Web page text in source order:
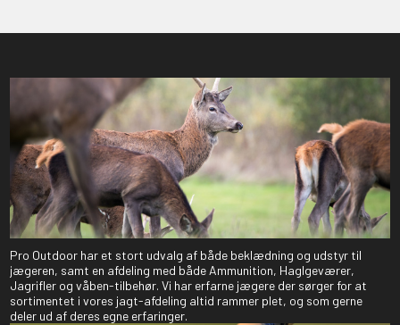
Pro Outdoor har et stort udvalg af både beklædning og udstyr til
jægeren, samt en afdeling med både Ammunition, Haglgeværer,
Jagrifler og våben-tilbehør. Vi har erfarne jægere der sørger for at
sortimentet i vores jagt-afdeling altid rammer plet, og som gerne
deler ud af deres egne erfaringer.